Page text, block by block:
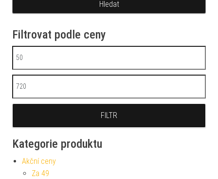
Filtrovat podle ceny
Minimální cena
Maximální cena
FILTR
Kategorie produktu
Akční ceny
Za 49